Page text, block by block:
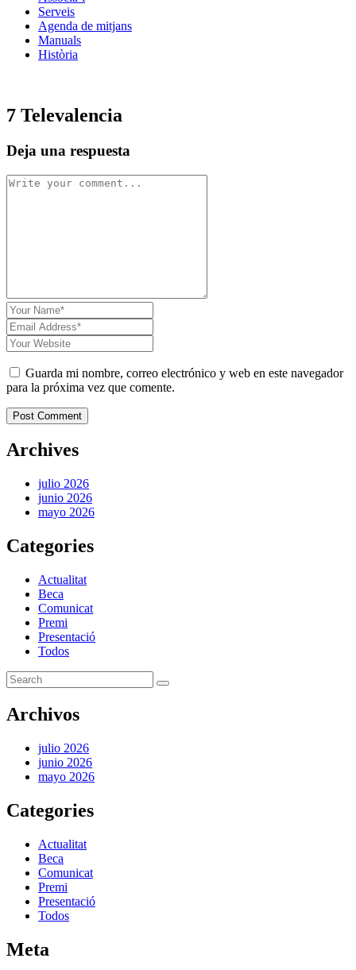
Serveis
Agenda de mitjans
Manuals
Història
7 Televalencia
Deja una respuesta
Guarda mi nombre, correo electrónico y web en este navegador
para la próxima vez que comente.
Post Comment
Archives
julio 2026
junio 2026
mayo 2026
Categories
Actualitat
Beca
Comunicat
Premi
Presentació
Todos
Archivos
julio 2026
junio 2026
mayo 2026
Categories
Actualitat
Beca
Comunicat
Premi
Presentació
Todos
Meta